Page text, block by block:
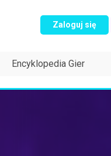
Zaloguj się
Encyklopedia Gier